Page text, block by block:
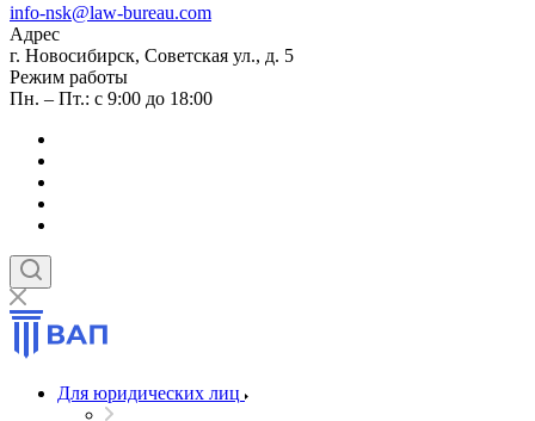
info-nsk@law-bureau.com
Адрес
г. Новосибирск, Советская ул., д. 5
Режим работы
Пн. – Пт.: с 9:00 до 18:00
Для юридических лиц